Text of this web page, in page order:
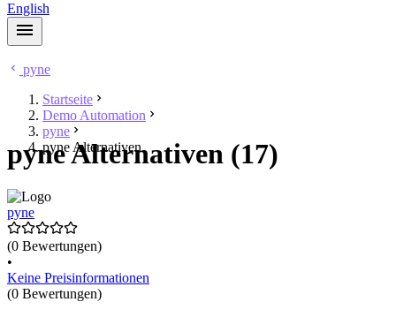
English
pyne
Startseite
Demo Automation
pyne
pyne Alternativen
pyne Alternativen (17)
pyne
(0 Bewertungen)
•
Keine Preisinformationen
(0 Bewertungen)